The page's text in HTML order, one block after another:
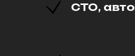
СТО,